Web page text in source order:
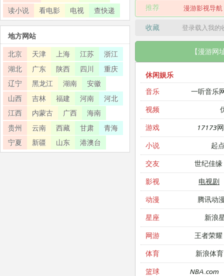
推荐 漫游影视导航
收藏 登录载入我
【漫游网
休闲娱乐
音乐
一听音乐
视频
游戏 17173
小说 起
交友 世纪佳缘
影视 电视剧
动漫 腾讯动
星座 新浪
网游 王者荣耀
体育 新浪体育
篮球 NBA.com
读小说
看电影 电视 查快递
地方网站
北京 天津 上海 江苏
浙江
湖北
广东 陕西 四川
重庆
辽宁
黑龙江 湖南
安徽
山西
吉林 福建 河南
河北
江西
内蒙古 广西
海南
贵州
云南 西藏 甘肃
青海
宁夏
新疆 山东 港澳台